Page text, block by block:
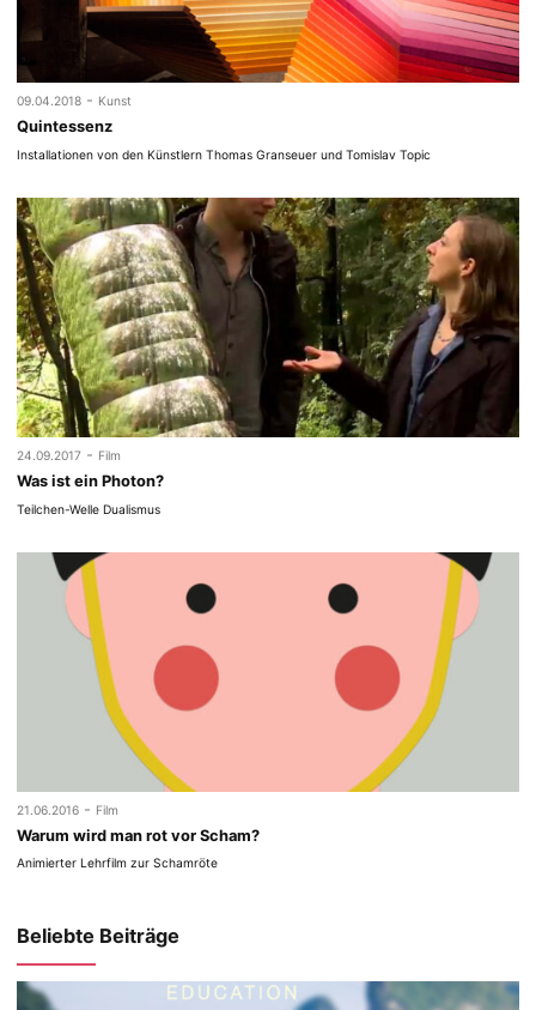
09.04.2018 - Kunst
Quintessenz
Installationen von den Künstlern Thomas Granseuer und Tomislav Topic
24.09.2017 - Film
Was ist ein Photon?
Teilchen-Welle Dualismus
21.06.2016 - Film
Warum wird man rot vor Scham?
Animierter Lehrfilm zur Schamröte
Beliebte Beiträge